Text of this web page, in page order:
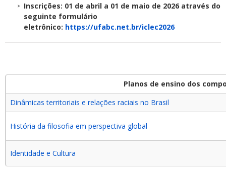
Inscrições: 01 de abril a 01 de maio de 2026 através do
seguinte formulário
eletrônico: https://ufabc.net.br/iclec2026
Planos de ensino dos
Dinâmicas territoriais e relações raciais no Brasil
História da filosofia em perspectiva global
Identidade e Cultura